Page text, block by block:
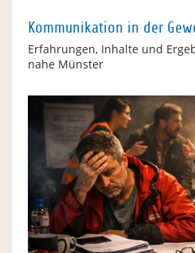
Kommunikation in der
Erfahrungen, Inhalte und
nahe Münster